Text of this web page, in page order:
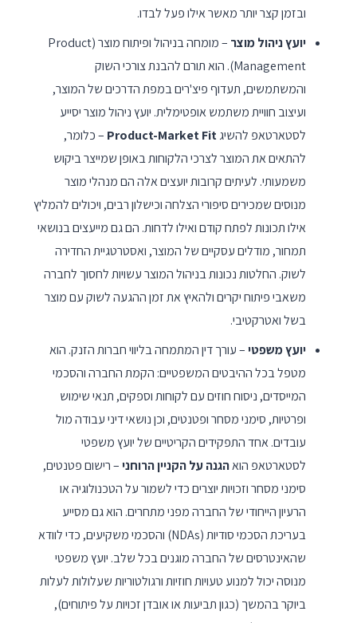
ובזמן קצר יותר מאשר אילו פעל לבדו.
יועץ ניהול מוצר
– מומחה בניהול ופיתוח מוצר (Product
Management). הוא תורם להבנת צורכי השוק
והמשתמשים, תעדוף פיצ'רים במפת הדרכים של המוצר,
ועיצוב חוויית משתמש אופטימלית. יועץ ניהול מוצר יסייע
לסטארטאפ להשיגProduct-Market Fit – כלומר,
להתאים את המוצר לצרכי הלקוחות באופן שמייצר ביקוש
משמעותי. לעיתים קרובות יועצים אלה הם מנהלי מוצר
מנוסים שמכירים סיפורי הצלחה וכישלון רבים, ויכולים להמליץ
אילו תכונות לפתח קודם ואילו לדחות. הם גם מייעצים בנושאי
תמחור, מודלים עסקיים של המוצר, ואסטרטגיית החדירה
לשוק. החלטות נכונות בניהול המוצר עשויות לחסוך לחברה
משאבי פיתוח יקרים ולהאיץ את זמן ההגעה לשוק עם מוצר
בשל ואטרקטיבי.
יועץ משפטי– עורך דין המתמחה בליווי חברות הזנק. הוא
מטפל בכל ההיבטים המשפטיים: הקמת החברה והסכמי
המייסדים, ניסוח חוזים עם לקוחות וספקים, תנאי שימוש
ופרטיות, סימני מסחר ופטנטים, וכן נושאי דיני עבודה מול
עובדים. אחד התפקידים הקריטיים של יועץ משפטי
לסטארטאפ הואהגנה על הקניין הרוחני– רישום פטנטים,
סימני מסחר וזכויות יוצרים כדי לשמור על הטכנולוגיה או
הרעיון הייחודי של החברה מפני מתחרים. הוא גם מסייע
בעריכת הסכמי סודיות (NDAs) והסכמי משקיעים, כדי לוודא
שהאינטרסים של החברה מוגנים בכל שלב. יועץ משפטי
מנוסה יכול למנוע טעויות חוזיות ורגולטוריות שעלולות לעלות
ביוקר בהמשך (כגון תביעות או אובדן זכויות על פיתוחים),